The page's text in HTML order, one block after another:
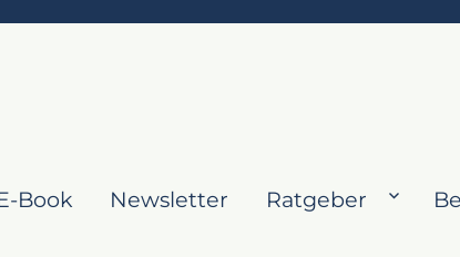
Book Newsletter Ratgeber